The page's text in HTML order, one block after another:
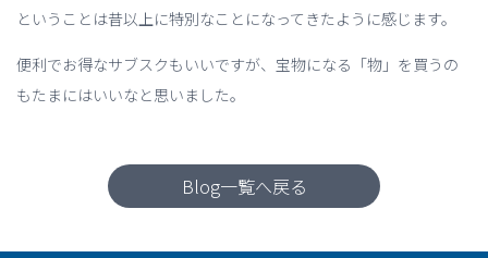
ということは昔以上に特別なことになってきたように感じます。
便利でお得なサブスクもいいですが、宝物になる「物」を買うの
もたまにはいいなと思いました。
Blog一覧へ戻る